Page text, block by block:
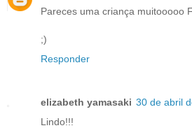
Pareces uma criança muitooooo
;)
Responder
elizabeth yamasaki 30 de abril
Lindo!!!